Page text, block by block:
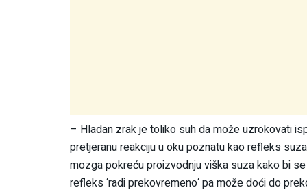
– Hladan zrak je toliko suh da može uzrokovati
pretjeranu reakciju u oku poznatu kao refleks
mozga pokreću proizvodnju viška suza kako bi
refleks ‘radi prekovremeno‘ pa može doći do